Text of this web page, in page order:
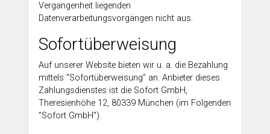
Vergangenheit liegenden
Datenverarbeitungsvorgängen nicht aus.
Sofortüberweisung
Auf unserer Website bieten wir u. a. die Bezahlung
mittels "Sofortüberweisung" an. Anbieter dieses
Zahlungsdienstes ist die Sofort GmbH,
Theresienhöhe 12, 80339 München (im Folgenden
"Sofort GmbH").